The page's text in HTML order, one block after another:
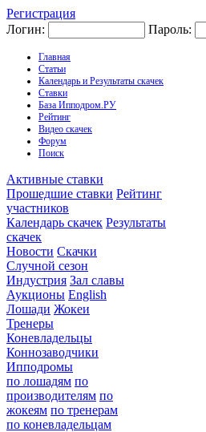
Регистрация
Логин:
Пароль:
Главная
Статьи
Календарь и Результаты скачек
Ставки
База Ипподром.РУ
Рейтинг
Видео скачек
Форум
Поиск
Активные ставки
Прошедшие ставки Рейтинг
участников
Календарь скачек Результаты
скачек
Новости Скачки
Случной сезон
Индустрия Зал славы
Аукционы English
Лошади Жокеи
Тренеры
Коневладельцы
Коннозаводчики
Ипподромы
по лошадям по
производителям по
жокеям по тренерам
по коневладельцам